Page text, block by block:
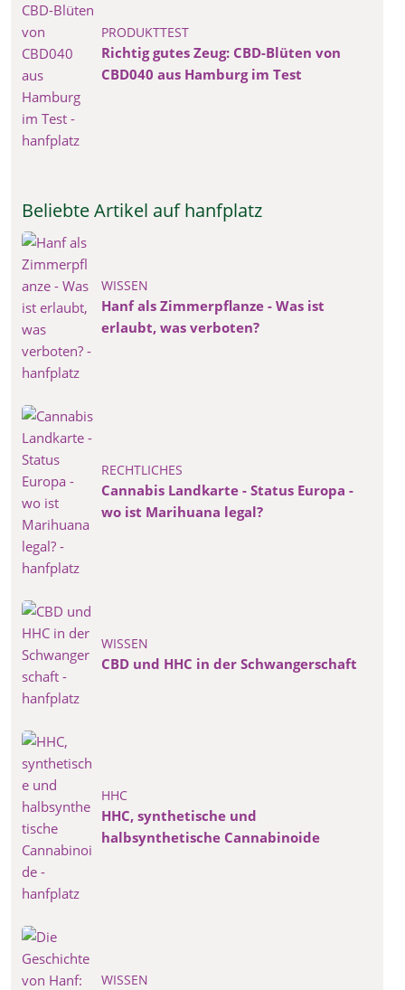
PRODUKTTEST
Richtig gutes Zeug: CBD-Blüten von
CBD040 aus Hamburg im Test
Beliebte Artikel auf hanfplatz
WISSEN
Hanf als Zimmerpflanze - Was ist
erlaubt, was verboten?
RECHTLICHES
Cannabis Landkarte - Status Europa -
wo ist Marihuana legal?
WISSEN
CBD und HHC in der Schwangerschaft
HHC
HHC, synthetische und
halbsynthetische Cannabinoide
WISSEN